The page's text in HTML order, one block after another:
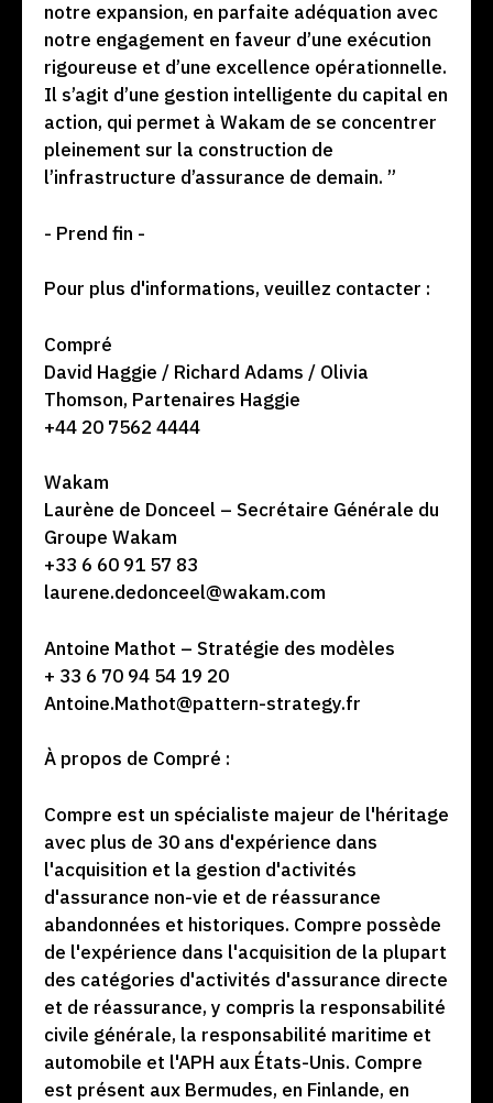
notre expansion, en parfaite adéquation avec
notre engagement en faveur d’une exécution
rigoureuse et d’une excellence opérationnelle.
Il s’agit d’une gestion intelligente du capital en
action, qui permet à Wakam de se concentrer
pleinement sur la construction de
l’infrastructure d’assurance de demain. ”
- Prend fin -
Pour plus d'informations, veuillez contacter :
Compré
David Haggie / Richard Adams / Olivia
Thomson, Partenaires Haggie
+44 20 7562 4444
Wakam
Laurène de Donceel – Secrétaire Générale du
Groupe Wakam
+33 6 60 91 57 83
laurene.dedonceel@wakam.com
Antoine Mathot – Stratégie des modèles
+ 33 6 70 94 54 19 20
Antoine.Mathot@pattern-strategy.fr
À propos de Compré :
Compre est un spécialiste majeur de l'héritage
avec plus de 30 ans d'expérience dans
l'acquisition et la gestion d'activités
d'assurance non-vie et de réassurance
abandonnées et historiques. Compre possède
de l'expérience dans l'acquisition de la plupart
des catégories d'activités d'assurance directe
et de réassurance, y compris la responsabilité
civile générale, la responsabilité maritime et
automobile et l'APH aux États-Unis. Compre
est présent aux Bermudes, en Finlande, en